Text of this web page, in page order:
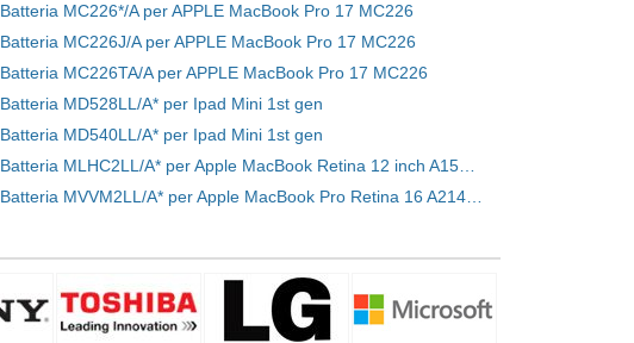
Batteria MC226*/A per APPLE MacBook Pro 17 MC226
Batteria MC226J/A per APPLE MacBook Pro 17 MC226
Batteria MC226TA/A per APPLE MacBook Pro 17 MC226
Batteria MD528LL/A* per Ipad Mini 1st gen
Batteria MD540LL/A* per Ipad Mini 1st gen